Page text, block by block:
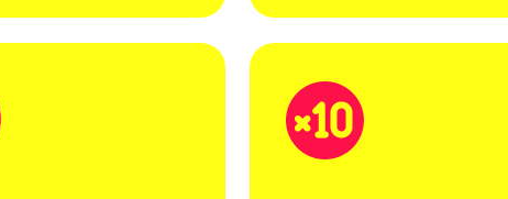
слаще сахара